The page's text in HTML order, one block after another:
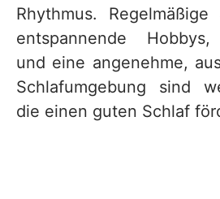
Rhythmus. Regelmäßige
entspannende Hobbys,
und eine angenehme,
Schlafumgebung sind
die einen guten Schlaf